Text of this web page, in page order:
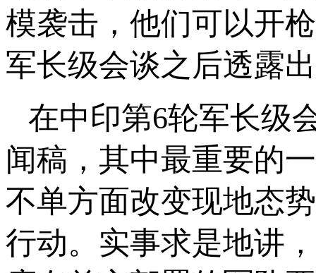
模袭击，他们可以开
军长级会谈之后透露
在中印第6轮军长级
闻稿，其中最重要的
不单方面改变现地态
行动。实事求是地讲